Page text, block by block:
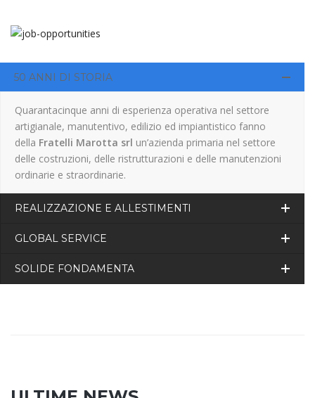
50 ANNI DI STORIA
Quarantacinque anni di esperienza operativa nel settore
artigianale, manutentivo, edilizio ed impiantistico fanno
della Fratelli Marotta srl un’azienda primaria nel settore
delle costruzioni, delle ristrutturazioni e delle manutenzioni
ordinarie e straordinarie.
REALIZZAZIONE E ALLESTIMENTI
GLOBAL SERVICE
SOLIDE FONDAMENTA